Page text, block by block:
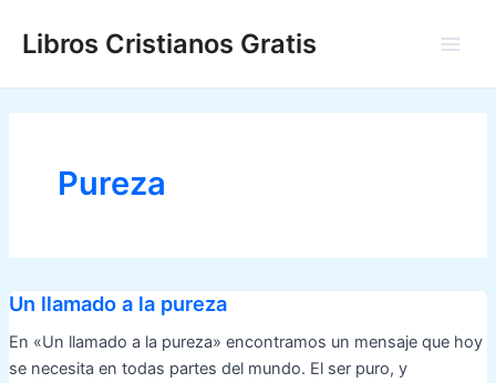
Libros Cristianos Gratis
Pureza
Un llamado a la pureza
En «Un llamado a la pureza» encontramos un mensaje que hoy
se necesita en todas partes del mundo. El ser puro, y